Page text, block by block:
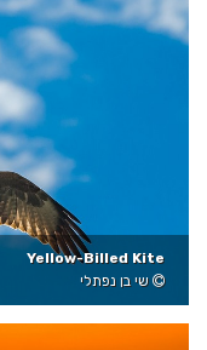
Yellow-Billed Kite
שי בן נפתלי